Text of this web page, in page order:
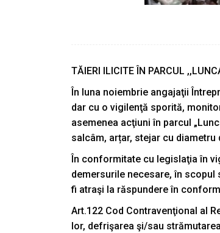
TĂIERI ILICITE ÎN PARCUL
În luna noiembrie angajaţii
dar cu o vigilenţă sporită,
asemenea acţiuni în parcul
salcâm, arțar, stejar cu diametru
În conformitate cu legislaţia în
demersurile necesare, în scopul
fi atraşi la răspundere în
Art.122 Cod Contravenţional al
lor, defrişarea şi/sau